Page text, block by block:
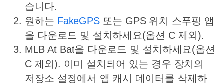
습니다.
원하는 FakeGPS 또는 GPS 위치 스푸핑 앱
을 다운로드 및 설치하세요(옵션 C 제외).
MLB At Bat을 다운로드 및 설치하세요(옵션
C 제외). 이미 설치되어 있는 경우 장치의
저장소 설정에서 앱 캐시 데이터를 삭제하